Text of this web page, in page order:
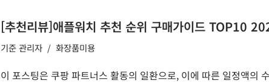
[추천리뷰]애플워치 추천 순위 구매가이드 TOP10
기준관리자 화장품미용
이 포스팅은 쿠팡 파트너스 활동의 일환으로, 이에 따른 일정액의